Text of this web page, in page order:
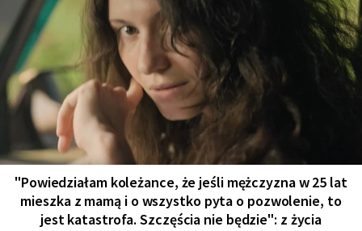
"Powiedziałam koleżance, że jeśli mężczyzna w 25 lat
mieszka z mamą i o wszystko pyta o pozwolenie, to
jest katastrofa. Szczęścia nie będzie": z życia